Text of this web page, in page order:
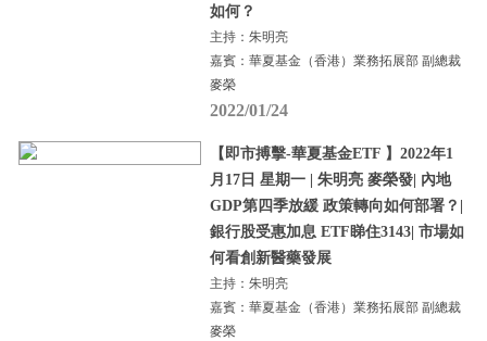
如何？
主持：朱明亮
嘉賓：華夏基金（香港）業務拓展部 副總裁
麥榮
2022/01/24
【即市搏擊-華夏基金ETF 】2022年1
月17日 星期一 | 朱明亮 麥榮發| 內地
GDP第四季放緩 政策轉向如何部署？|
銀行股受惠加息 ETF睇住3143| 市場如
何看創新醫藥發展
主持：朱明亮
嘉賓：華夏基金（香港）業務拓展部 副總裁
麥榮